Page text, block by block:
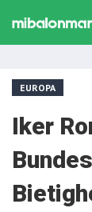
EUROPA
Iker